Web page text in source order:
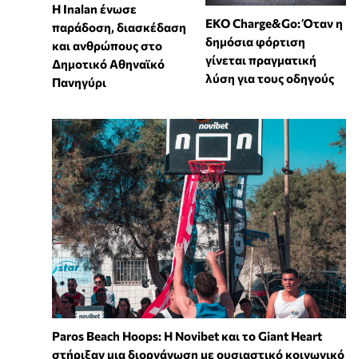
Η Inalan ένωσε
παράδοση, διασκέδαση
και ανθρώπους στο
Δημοτικό Αθηναϊκό
Πανηγύρι
EKO Charge&Go: Όταν η
δημόσια φόρτιση
γίνεται πραγματική
λύση για τους οδηγούς
Paros Beach Hoops: Η Novibet και το Giant Heart
στήριξαν μια διοργάνωση με ουσιαστικό κοινωνικό